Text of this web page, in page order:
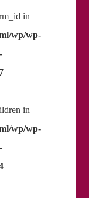
in
wp/wp-
in
wp/wp-